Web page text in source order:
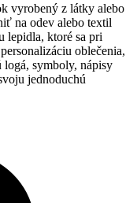
vyrobený z látky alebo
na odev alebo textil
lepidla, ktoré sa pri
oblečenia,
logá, symboly, nápisy
jednoduchú